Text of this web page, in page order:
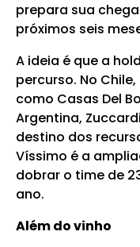
prepara sua
próximos seis
A ideia é que a
percurso. No
como Casas Del
Argentina,
destino dos
Víssimo é a
dobrar o time de
ano.
Além do vinho